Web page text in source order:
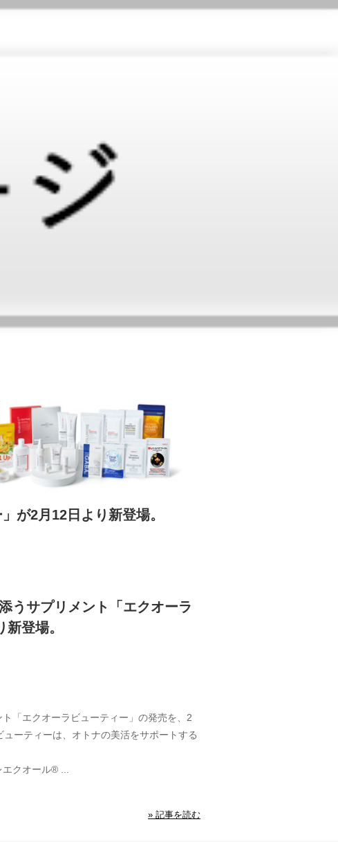
が2月12日より新登場。
うサプリメント「エクオーラ
登場。
「エクオーラビューティー」の発売を、2
ーティーは、オトナの美活をサポートする
クオール® ...
» 記事を読む